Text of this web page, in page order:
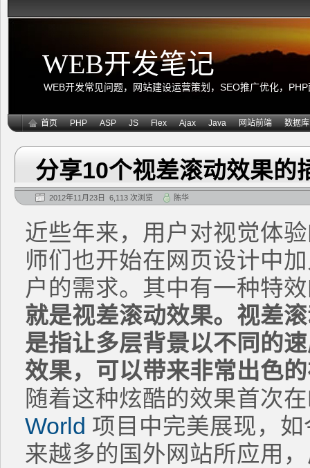
WEB开发笔记
WEB开发常见问题，网站建设运营策划，SEO推广优化，
首页 PHP ASP JS Flex Ajax Java 网站前端 数据库
分享10个视差滚动效果的
2012年11月23日 6,113 次浏览 陈华
近些年来，用户对视觉体
师们也开始在网页设计中
户的需求。其中有一种特
就是视差滚动效果。 视差
是指让多层背景以不同的
效果，可以带来非常出色
随着这种炫酷的效果首次
World 项目中完美展现，
来越多的国外网站所应用